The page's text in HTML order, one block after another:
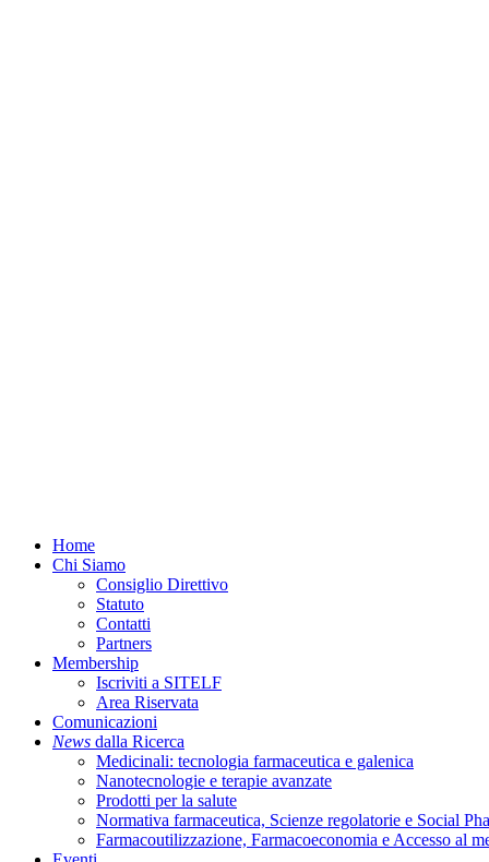
Menu
Home
Chi Siamo
Consiglio Direttivo
Statuto
Contatti
Partners
Membership
Iscriviti a SITELF
Area Riservata
Comunicazioni
News dalla Ricerca
Medicinali: tecnologia farmaceutica e galenica
Nanotecnologie e terapie avanzate
Prodotti per la salute
Normativa farmaceutica, Scienze regolatorie e Social
Farmacoutilizzazione, Farmacoeconomia e Accesso al